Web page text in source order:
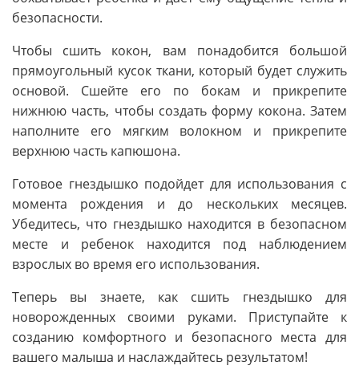
безопасности.
Чтобы сшить кокон, вам понадобится большой
прямоугольный кусок ткани, который будет служить
основой. Сшейте его по бокам и прикрепите
нижнюю часть, чтобы создать форму кокона. Затем
наполните его мягким волокном и прикрепите
верхнюю часть капюшона.
Готовое гнездышко подойдет для использования с
момента рождения и до нескольких месяцев.
Убедитесь, что гнездышко находится в безопасном
месте и ребенок находится под наблюдением
взрослых во время его использования.
Теперь вы знаете, как сшить гнездышко для
новорожденных своими руками. Приступайте к
созданию комфортного и безопасного места для
вашего малыша и наслаждайтесь результатом!